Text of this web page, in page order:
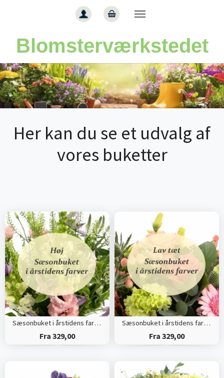
Blomsterværkstedet
Her kan du se et udvalg af
vores buketter
Sæsonbuket i årstidens farver (Høj)
Fra 329,00
Sæsonbuket i årstidens farver (Tæt)
Fra 329,00